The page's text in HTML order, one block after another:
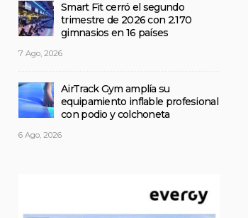
Smart Fit cerró el segundo
trimestre de 2026 con 2.170
gimnasios en 16 países
7 Ago, 2026
AirTrack Gym amplía su
equipamiento inflable profesional
con podio y colchoneta
6 Ago, 2026